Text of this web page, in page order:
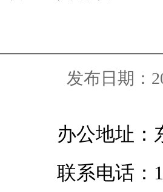
发布日期：
办公地址：
联系电话：